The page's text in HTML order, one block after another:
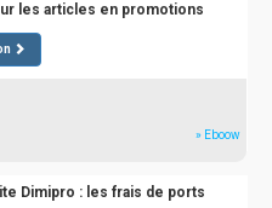
les articles en promotions
» Eboow
Dimipro : les frais de ports